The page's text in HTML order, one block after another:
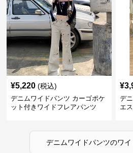
¥5,220 (税込)
デニムワイドパンツ カーゴポケ
ット付きワイドフレアパンツ
¥
デ
エ
デニムワイドパンツのワイ